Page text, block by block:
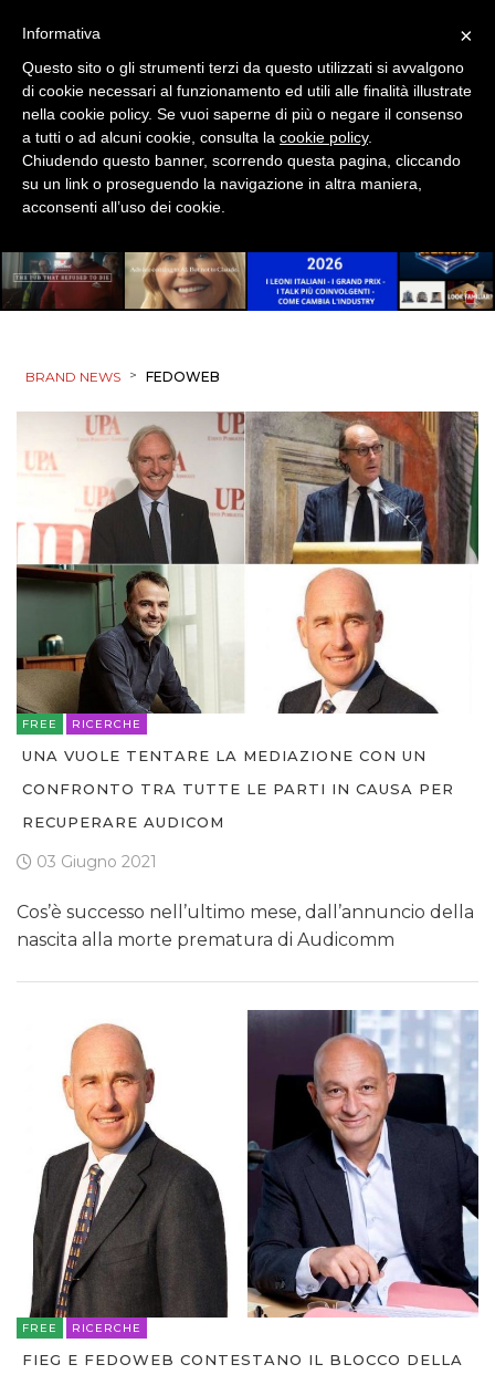
BRAND NEWS > FEDOWEB
FREE RICERCHE
UNA VUOLE TENTARE LA MEDIAZIONE CON UN
CONFRONTO TRA TUTTE LE PARTI IN CAUSA PER
RECUPERARE AUDICOM
03 Giugno 2021
Cos’è successo nell’ultimo mese, dall’annuncio della
nascita alla morte prematura di Audicomm
FREE RICERCHE
FIEG E FEDOWEB CONTESTANO IL BLOCCO DELLA
×
Informativa
Questo sito o gli strumenti terzi da questo utilizzati si avvalgono
di cookie necessari al funzionamento ed utili alle finalità illustrate
nella cookie policy. Se vuoi saperne di più o negare il consenso
a tutti o ad alcuni cookie, consulta la cookie policy.
Chiudendo questo banner, scorrendo questa pagina, cliccando
su un link o proseguendo la navigazione in altra maniera,
acconsenti all’uso dei cookie.